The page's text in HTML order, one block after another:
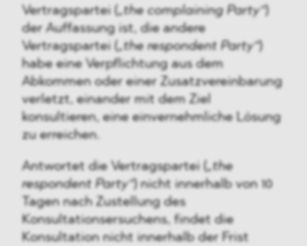
Vertragspartei („the complaining Party“)
der Auffassung ist, die andere
Vertragspartei („the respondent Party“)
habe eine Verpflichtung aus dem
Abkommen oder einer Zusatzvereinbarung
verletzt, einander mit dem Ziel
konsultieren, eine einvernehmliche Lösung
zu erreichen.
Antwortet die Vertragspartei („the
respondent Party“) nicht innerhalb von 10
Tagen nach Zustellung des
Konsultationsersuchens, findet die
Konsultation nicht innerhalb der Frist